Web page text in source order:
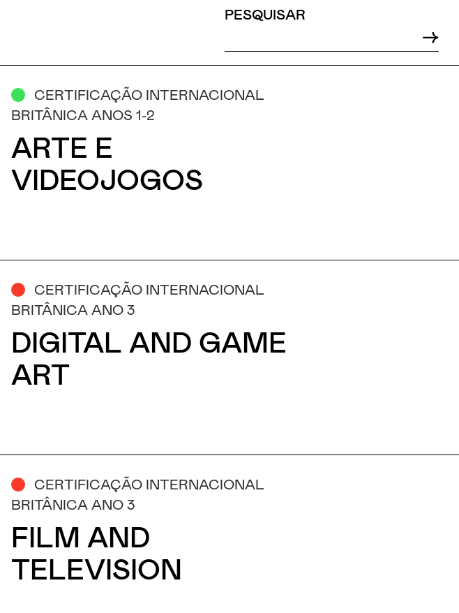
PESQUISAR
CERTIFICAÇÃO INTERNACIONAL
BRITÂNICA ANOS 1-2
ARTE E
VIDEOJOGOS
CERTIFICAÇÃO INTERNACIONAL
BRITÂNICA ANO 3
DIGITAL AND GAME
ART
CERTIFICAÇÃO INTERNACIONAL
BRITÂNICA ANO 3
FILM AND
TELEVISION